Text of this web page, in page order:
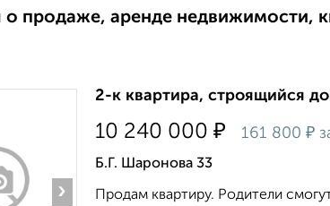
о продаже, аренде
›
2-к квартира, строящийся
10 240 000 ₽ 161 800 ₽
Б.Г. Шаронова 33
Продам квартиру. Родители